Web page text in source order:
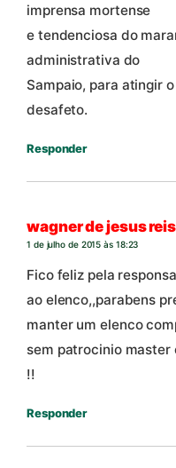
imprensa mortense
e tendenciosa do
administrativa do
Sampaio, para atingir
desafeto.
Responder
wagner de jesus
1 de julho de 2015 às 18:23
Fico feliz pela
ao elenco,,parabens
manter um elenco
sem patrocinio
!!
Responder